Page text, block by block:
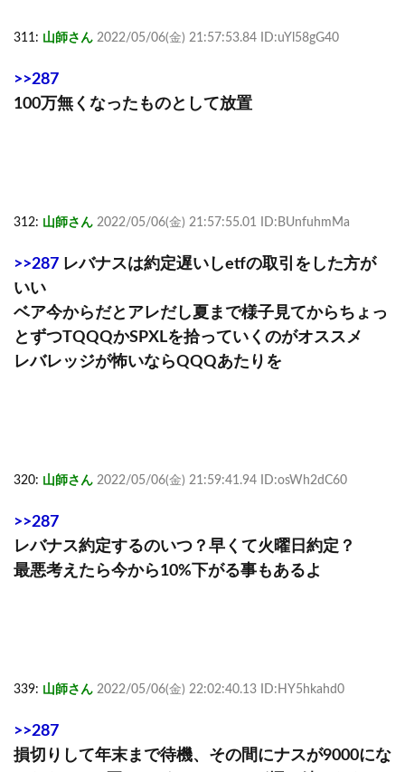
311: 山師さん 2022/05/06(金) 21:57:53.84 ID:uYl58gG40
>>287
100万無くなったものとして放置
312: 山師さん 2022/05/06(金) 21:57:55.01 ID:BUnfuhmMa
>>287 レバナスは約定遅いしetfの取引をした方が
いい
ベア今からだとアレだし夏まで様子見てからちょっ
とずつTQQQかSPXLを拾っていくのがオススメ
レバレッジが怖いならQQQあたりを
320: 山師さん 2022/05/06(金) 21:59:41.94 ID:osWh2dC60
>>287
レバナス約定するのいつ？早くて火曜日約定？
最悪考えたら今から10%下がる事もあるよ
339: 山師さん 2022/05/06(金) 22:02:40.13 ID:HY5hkahd0
>>287
損切りして年末まで待機、その間にナスが9000にな